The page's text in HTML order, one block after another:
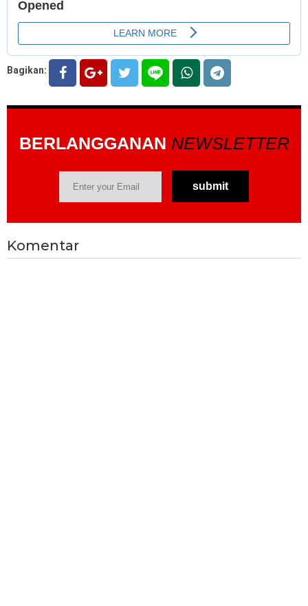
Bagikan:
BERLANGGANAN NEWSLETTER
Komentar